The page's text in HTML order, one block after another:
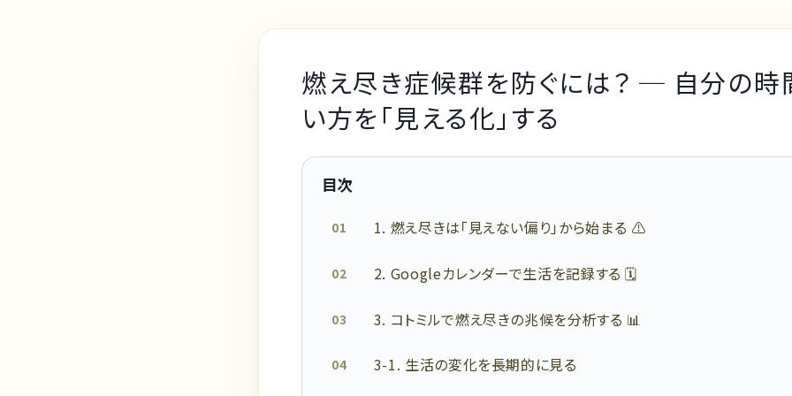
燃え尽き症候群を防ぐには？ ─ 自分の時
い方を「見える化」する
目次
1. 燃え尽きは「見えない偏り」から始まる ⚠️
2. Googleカレンダーで生活を記録する 🗓️
3. コトミルで燃え尽きの兆候を分析する 📊
3-1. 生活の変化を長期的に見る